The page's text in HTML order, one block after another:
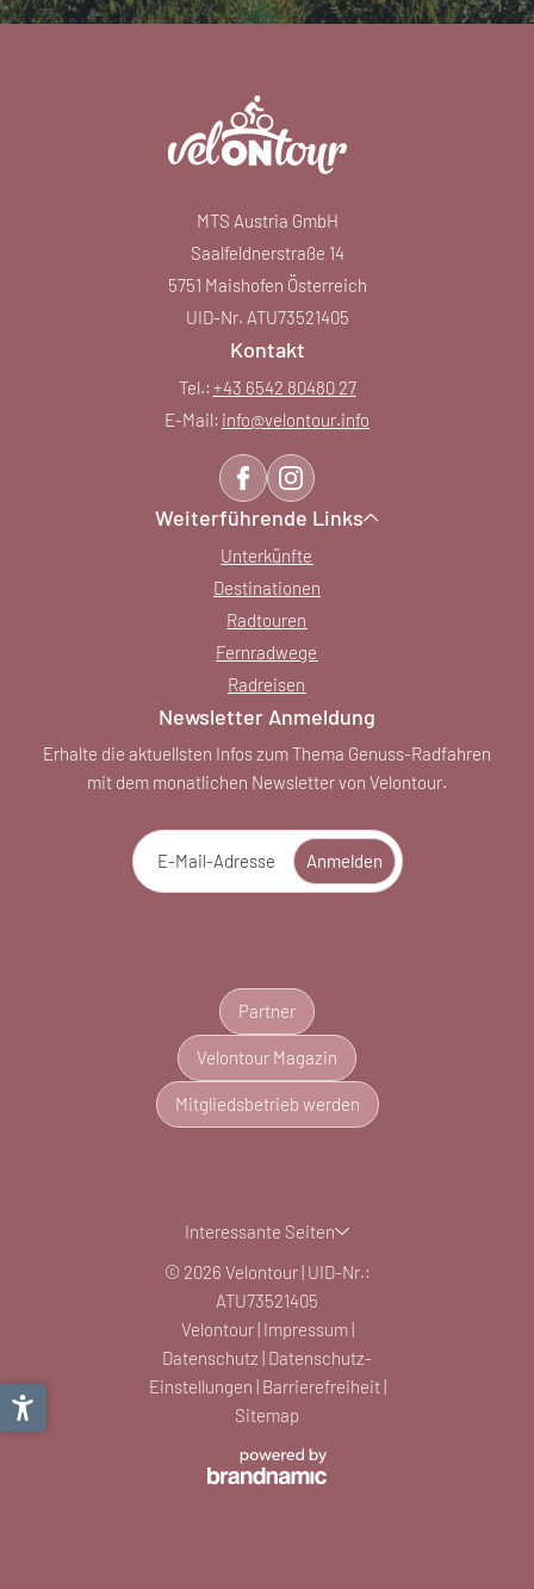
MTS Austria GmbH
Saalfeldnerstraße 14
5751 Maishofen Österreich
UID-Nr. ATU73521405
Kontakt
Tel.: +43 6542 80480 27
E-Mail: info@velontour.info
Weiterführende Links
Unterkünfte
Destinationen
Radtouren
Fernradwege
Radreisen
Newsletter Anmeldung
Erhalte die aktuellsten Infos zum Thema Genuss-Radfahren
mit dem monatlichen Newsletter von Velontour.
E-Mail-Adresse Anmelden
Partner
Velontour Magazin
Mitgliedsbetrieb werden
Interessante Seiten
© 2026 Velontour| UID-Nr.:
ATU73521405
Velontour| Impressum|
Datenschutz | Datenschutz-
Einstellungen | Barrierefreiheit|
Sitemap